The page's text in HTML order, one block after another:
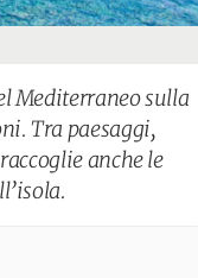
Mediterraneo sulla
Tra paesaggi,
anche le